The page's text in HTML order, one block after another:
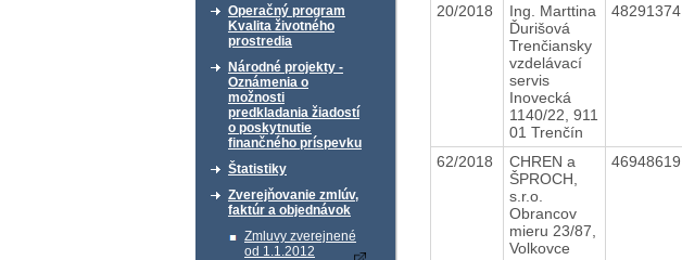
Operačný program
Kvalita životného
prostredia
Národné projekty -
Oznámenia o
možnosti
predkladania žiadostí
o poskytnutie
finančného príspevku
Štatistiky
Zverejňovanie zmlúv,
faktúr a objednávok
Zmluvy zverejnené
od 1.1.2012
20/2018
Ing. Marttina
Ďurišová
Trenčiansky
vzdelávací
servis
Inovecká
1140/22, 911
01 Trenčín
48291374
62/2018
CHREN a
ŠPROCH,
s.r.o.
Obrancov
mieru 23/87,
Volkovce
46948619